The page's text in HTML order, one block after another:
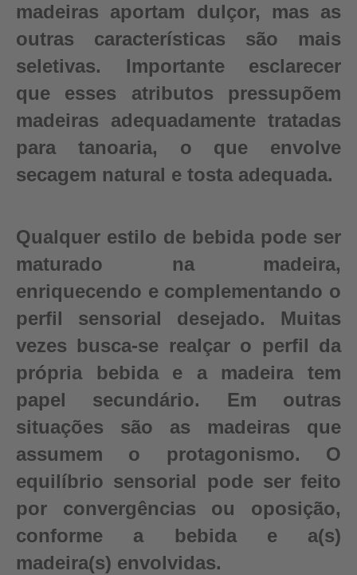
madeiras aportam dulçor, mas as
outras características são mais
seletivas. Importante esclarecer
que esses atributos pressupõem
madeiras adequadamente tratadas
para tanoaria, o que envolve
secagem natural e tosta adequada.
Qualquer estilo de bebida pode ser
maturado na madeira,
enriquecendo e complementando o
perfil sensorial desejado. Muitas
vezes busca-se realçar o perfil da
própria bebida e a madeira tem
papel secundário. Em outras
situações são as madeiras que
assumem o protagonismo. O
equilíbrio sensorial pode ser feito
por convergências ou oposição,
conforme a bebida e a(s)
madeira(s) envolvidas.